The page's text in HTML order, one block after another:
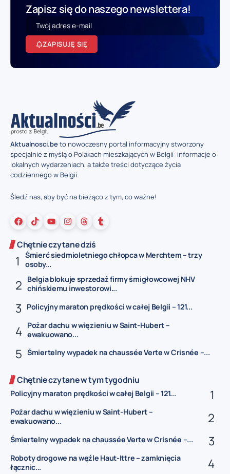
Zapisz się do naszego newslettera!
ZAPISUJĘ SIĘ
Aktualnosci.beto nowoczesny portal informacyjny stworzony
specjalnie z myślą o Polakach mieszkających w Belgii: informacje o
lokalnych wydarzeniach, a także treści dotyczące życia
codziennego w Belgii.
Śledź nas, aby być na bieżąco z tym, co ważne!
Chętnie czytane dziś
Śmierć siedmioletniego chłopca w Merchtem – trzy
osoby...
Belgia blokuje sprzedaż firmy śmigłowcowej NHV
chińskiemu inwestorowi...
Policyjny maraton prędkości w całej Belgii – 121...
Pożar dachu w więzieniu w Saint-Hubert –
ewakuowano...
Śmiertelny wypadek na chaussée Verte w Crisnée –...
Chętnie czytane w tym tygodniu
Policyjny maraton prędkości w całej Belgii – 121...
Pożar dachu w więzieniu w Saint-Hubert –
ewakuowano...
Śmiertelny wypadek na chaussée Verte w Crisnée –...
Roboty drogowe na węźle Haut-Ittre – zamknięcia
łącznic...